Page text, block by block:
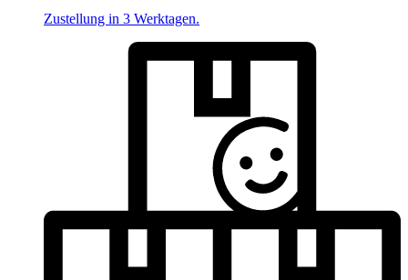
Zustellung in 3 Werktagen.